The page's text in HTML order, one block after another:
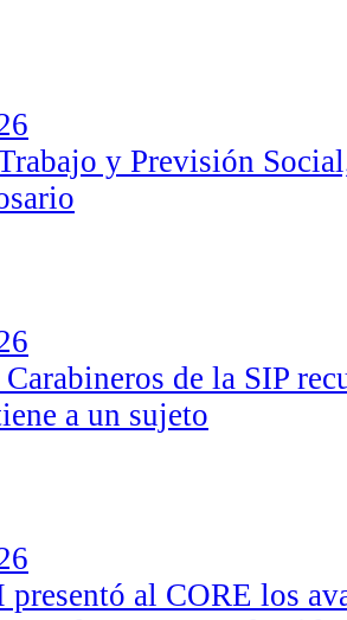
y Previsión
de la SIP
a un sujeto
al CORE los